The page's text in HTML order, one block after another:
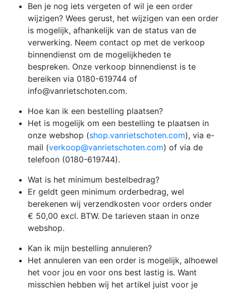
Ben je nog iets vergeten of wil je een order
wijzigen? Wees gerust, het wijzigen van een order
is mogelijk, afhankelijk van de status van de
verwerking. Neem contact op met de verkoop
binnendienst om de mogelijkheden te
bespreken. Onze verkoop binnendienst is te
bereiken via 0180-619744 of
info@vanrietschoten.com.
Hoe kan ik een bestelling plaatsen?
Het is mogelijk om een bestelling te plaatsen in
onze webshop (shop.vanrietschoten.com), via e-
mail (verkoop@vanrietschoten.com) of via de
telefoon (0180-619744).
Wat is het minimum bestelbedrag?
Er geldt geen minimum orderbedrag, wel
berekenen wij verzendkosten voor orders onder
€ 50,00 excl. BTW. De tarieven staan in onze
webshop.
Kan ik mijn bestelling annuleren?
Het annuleren van een order is mogelijk, alhoewel
het voor jou en voor ons best lastig is. Want
misschien hebben wij het artikel juist voor je